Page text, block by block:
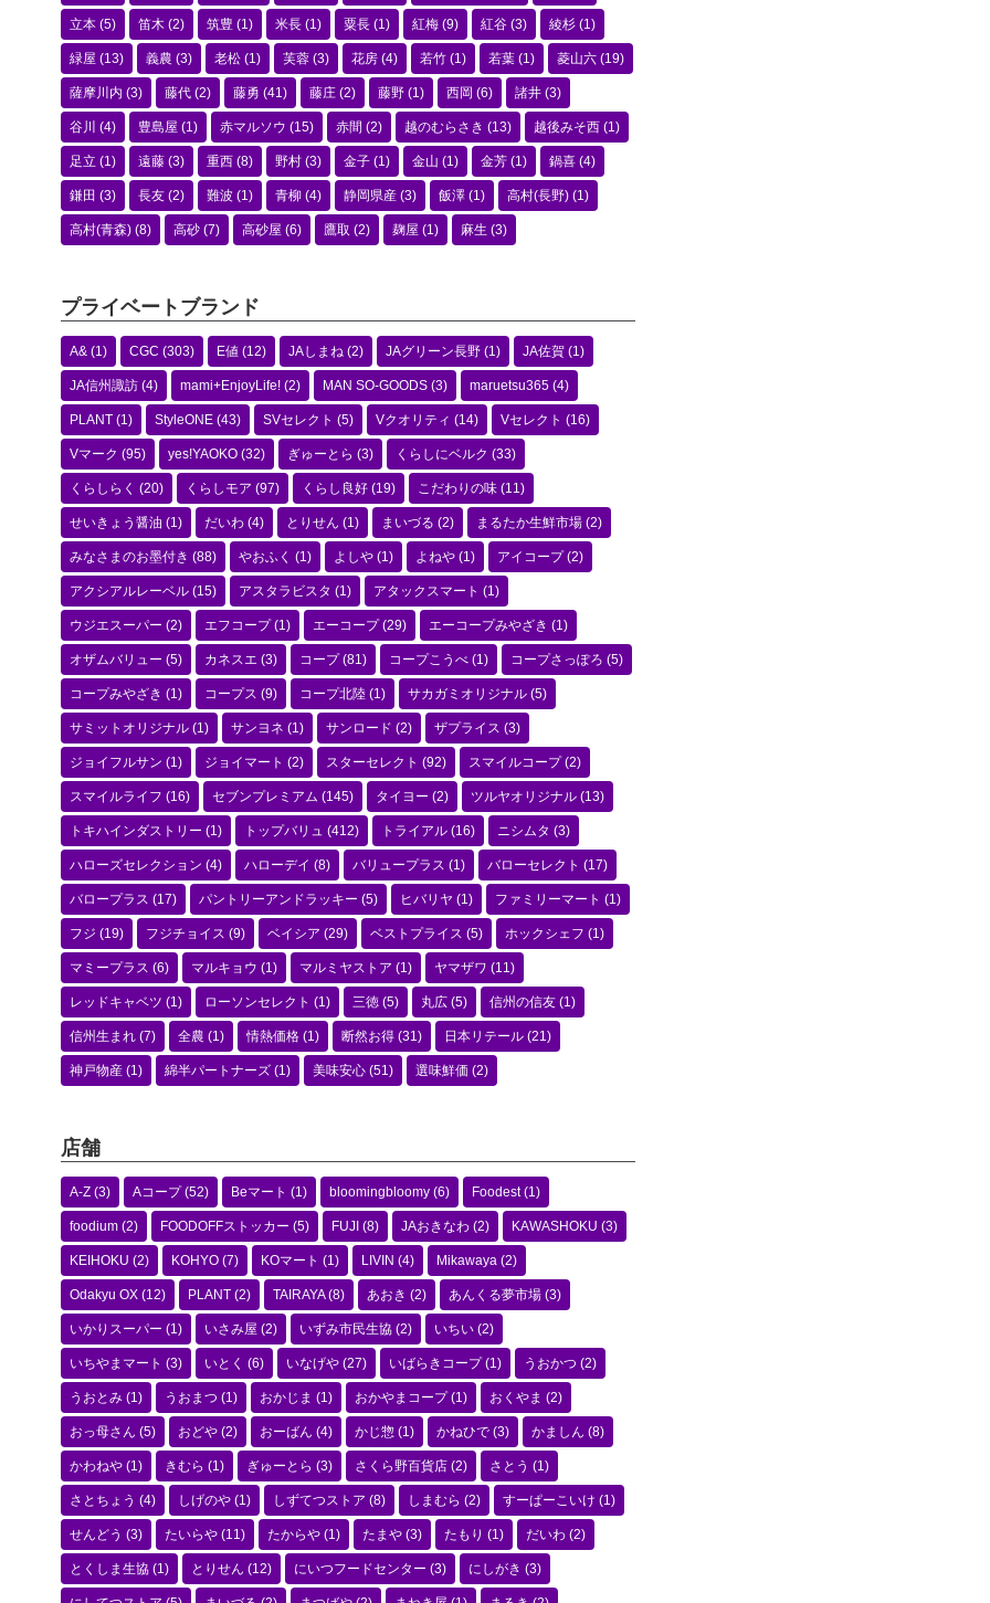
立本 (5) 笛木 (2) 筑豊 (1) 米長 (1) 粟長 (1) 紅梅 (9) 紅谷 (3) 綾杉 (1)
緑屋 (13) 義農 (3) 老松 (1) 芙蓉 (3) 花房 (4) 若竹 (1) 若葉 (1) 菱山六 (19)
薩摩川内 (3) 藤代 (2) 藤勇 (41) 藤庄 (2) 藤野 (1) 西岡 (6) 諸井 (3)
谷川 (4) 豊島屋 (1) 赤マルソウ (15) 赤間 (2) 越のむらさき (13) 越後みそ西 (1)
足立 (1) 遠藤 (3) 重西 (8) 野村 (3) 金子 (1) 金山 (1) 金芳 (1) 鍋喜 (4)
鎌田 (3) 長友 (2) 難波 (1) 青柳 (4) 静岡県産 (3) 飯澤 (1) 高村(長野) (1)
高村(青森) (8) 高砂 (7) 高砂屋 (6) 鷹取 (2) 麹屋 (1) 麻生 (3)
プライベートブランド
A& (1) CGC (303) E値 (12) JAしまね (2) JAグリーン長野 (1) JA佐賀 (1)
JA信州諏訪 (4) mami+EnjoyLife! (2) MAN SO-GOODS (3) maruetsu365 (4)
PLANT (1) StyleONE (43) SVセレクト (5) Vクオリティ (14) Vセレクト (16)
Vマーク (95) yes!YAOKO (32) ぎゅーとら (3) くらしにベルク (33)
くらしらく (20) くらしモア (97) くらし良好 (19) こだわりの味 (11)
せいきょう醤油 (1) だいわ (4) とりせん (1) まいづる (2) まるたか生鮮市場 (2)
みなさまのお墨付き (88) やおふく (1) よしや (1) よねや (1) アイコープ(2)
アクシアルレーベル (15) アスタラビスタ (1) アタックスマート (1)
ウジエスーパー (2) エフコープ(1) エーコープ(29) エーコープみやざき (1)
オザムバリュー (5) カネスエ (3) コープ(81) コープこうべ (1) コープさっぽろ (5)
コープみやざき (1) コープス (9) コープ北陸 (1) サカガミオリジナル (5)
サミットオリジナル (1) サンヨネ (1) サンロード (2) ザプライス (3)
ジョイフルサン (1) ジョイマート (2) スターセレクト (92) スマイルコープ(2)
スマイルライフ (16) セブンプレミアム (145) タイヨー (2) ツルヤオリジナル (13)
トキハインダストリー (1) トップバリュ (412) トライアル (16) ニシムタ (3)
ハローズセレクション (4) ハローデイ (8) バリュープラス (1) バローセレクト (17)
バロープラス (17) パントリーアンドラッキー (5) ヒバリヤ (1) ファミリーマート (1)
フジ (19) フジチョイス (9) ベイシア (29) ベストプライス (5) ホックシェフ (1)
マミープラス (6) マルキョウ (1) マルミヤストア (1) ヤマザワ (11)
レッドキャベツ (1) ローソンセレクト (1) 三徳 (5) 丸広 (5) 信州の信友 (1)
信州生まれ (7) 全農 (1) 情熱価格 (1) 断然お得 (31) 日本リテール (21)
神戸物産 (1) 綿半パートナーズ (1) 美味安心 (51) 選味鮮価 (2)
店舗
A-Z (3) Aコープ(52) Beマート (1) bloomingbloomy (6) Foodest(1)
foodium (2) FOODOFFストッカー (5) FUJI (8) JAおきなわ (2) KAWASHOKU (3)
KEIHOKU (2) KOHYO (7) KOマート (1) LIVIN (4) Mikawaya (2)
Odakyu OX (12) PLANT (2) TAIRAYA(8) あおき (2) あんくる夢市場 (3)
いかりスーパー (1) いさみ屋 (2) いずみ市民生協 (2) いちい (2)
いちやまマート (3) いとく (6) いなげや (27) いばらきコープ(1) うおかつ (2)
うおとみ (1) うおまつ (1) おかじま (1) おかやまコープ(1) おくやま (2)
おっ母さん (5) おどや (2) おーばん (4) かじ惣 (1) かねひで (3) かましん (8)
かわねや (1) きむら (1) ぎゅーとら (3) さくら野百貨店 (2) さとう (1)
さとちょう (4) しげのや (1) しずてつストア (8) しまむら (2) すーぱーこいけ (1)
せんどう (3) たいらや (11) たからや (1) たまや (3) たもり (1) だいわ (2)
とくしま生協 (1) とりせん (12) にいつフードセンター (3) にしがき (3)